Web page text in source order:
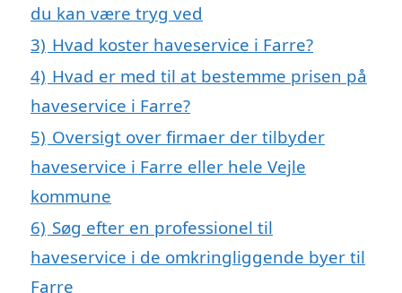
du kan være tryg ved
3) Hvad koster haveservice i Farre?
4) Hvad er med til at bestemme prisen på
haveservice i Farre?
5) Oversigt over firmaer der tilbyder
haveservice i Farre eller hele Vejle
kommune
6) Søg efter en professionel til
haveservice i de omkringliggende byer til
Farre